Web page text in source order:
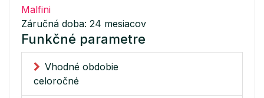
Malfini
Záručná doba: 24 mesiacov
Funkčné parametre
Vhodné obdobie
celoročné